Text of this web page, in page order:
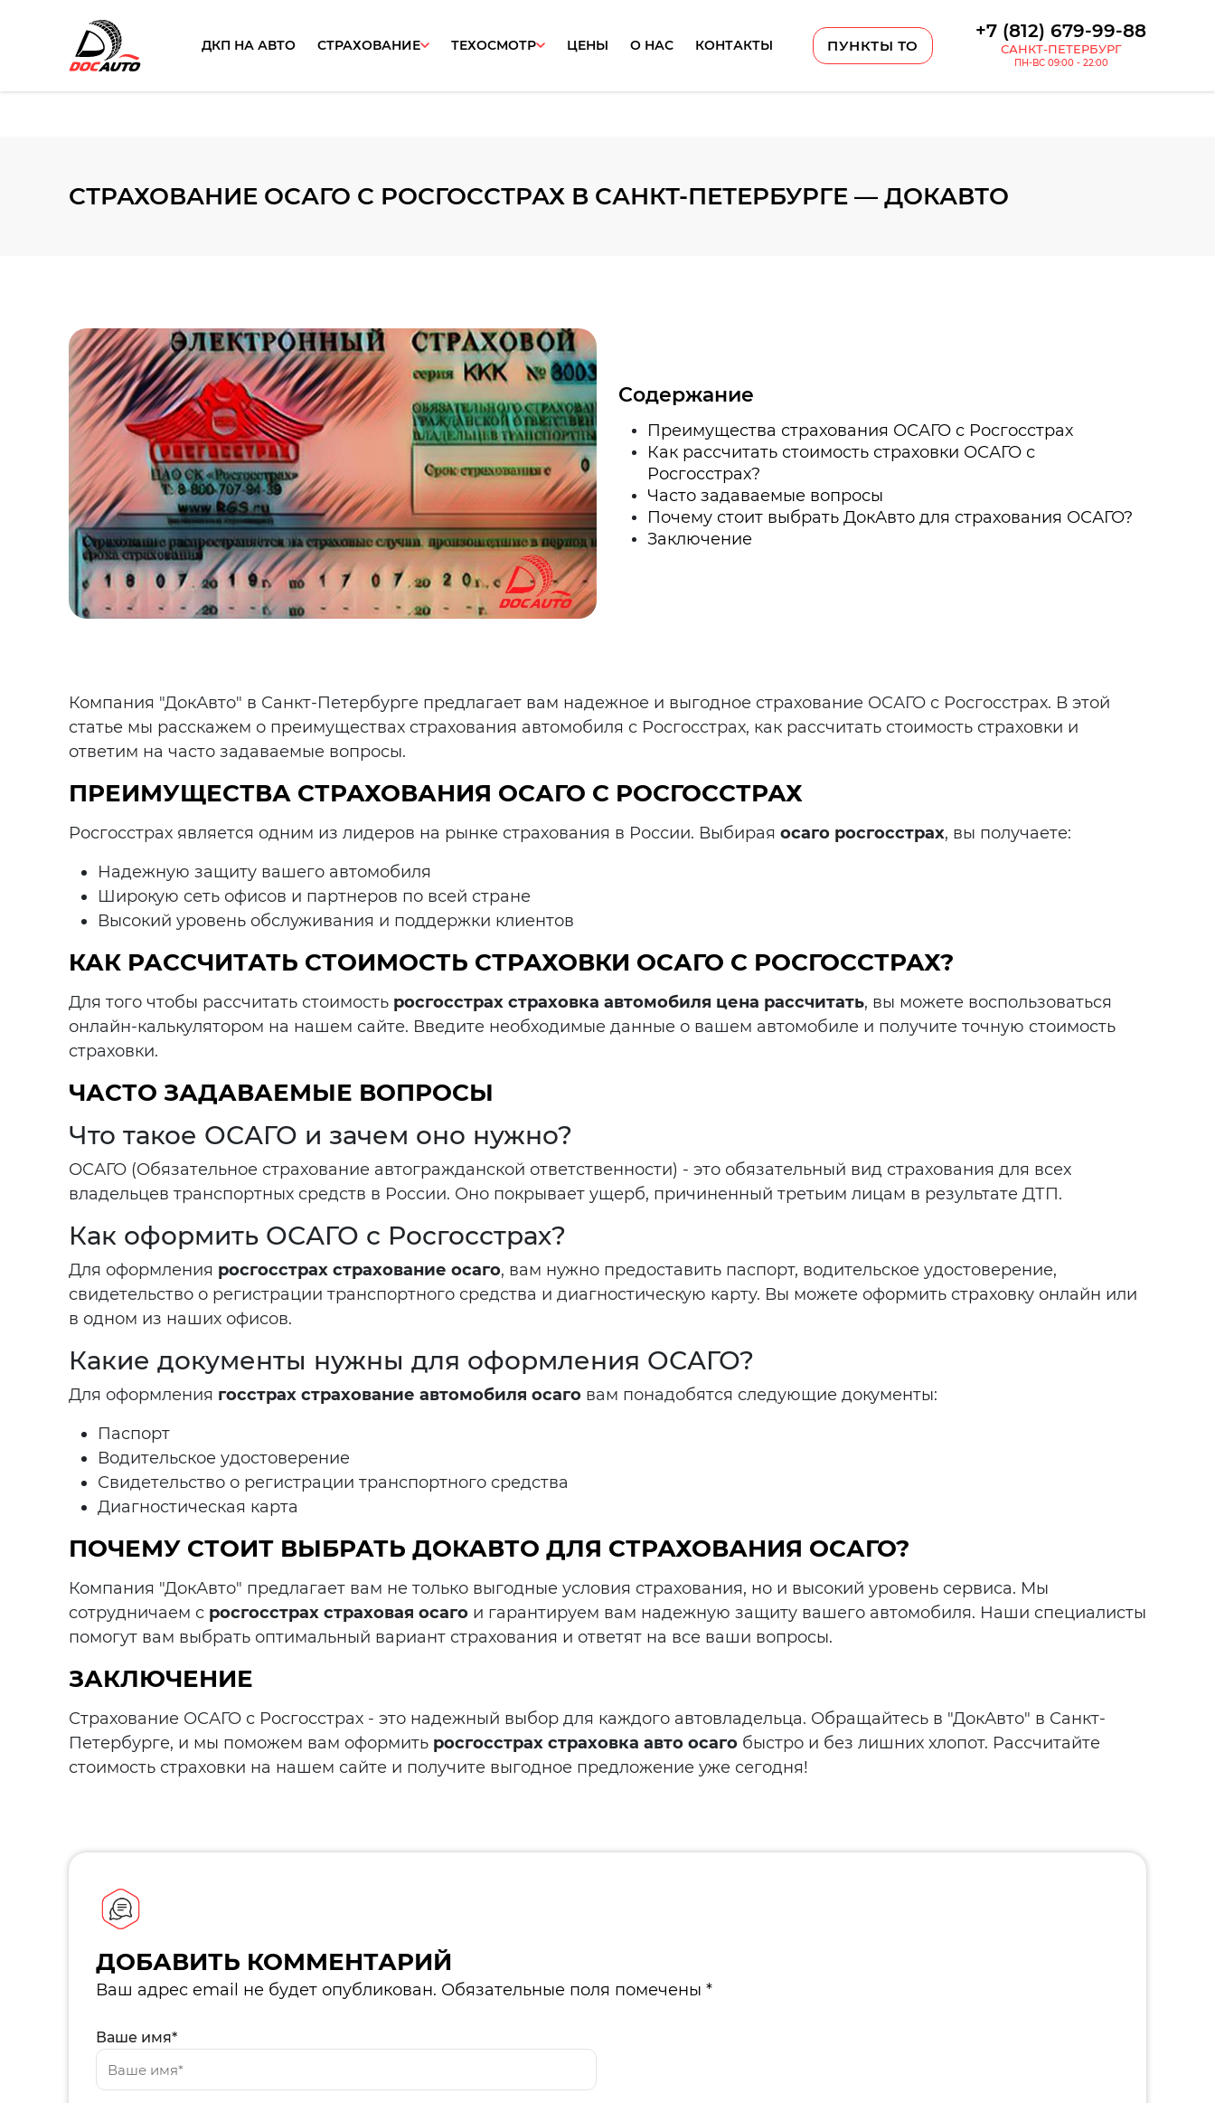
ДКП НА АВТО СТРАХОВАНИЕ ТЕХОСМОТР ЦЕНЫ О НАС КОНТАКТЫ ПУНКТЫ ТО
+7 (812) 679-99-88
САНКТ-ПЕТЕРБУРГ
ПН-ВС 09:00 - 22:00
СТРАХОВАНИЕ ОСАГО С РОСГОССТРАХ В САНКТ-ПЕТЕРБУРГЕ — ДОКАВТО
Содержание
Преимущества страхования ОСАГО с Росгосстрах
Как рассчитать стоимость страховки ОСАГО с
Росгосстрах?
Часто задаваемые вопросы
Почему стоит выбрать ДокАвто для страхования ОСАГО?
Заключение
Компания "ДокАвто" в Санкт-Петербурге предлагает вам надежное и выгодное страхование ОСАГО с Росгосстрах. В этой
статье мы расскажем о преимуществах страхования автомобиля с Росгосстрах, как рассчитать стоимость страховки и
ответим на часто задаваемые вопросы.
ПРЕИМУЩЕСТВА СТРАХОВАНИЯ ОСАГО С РОСГОССТРАХ
Росгосстрах является одним из лидеров на рынке страхования в России. Выбирая осаго росгосстрах, вы получаете:
Надежную защиту вашего автомобиля
Широкую сеть офисов и партнеров по всей стране
Высокий уровень обслуживания и поддержки клиентов
КАК РАССЧИТАТЬ СТОИМОСТЬ СТРАХОВКИ ОСАГО С РОСГОССТРАХ?
Для того чтобы рассчитать стоимость росгосстрах страховка автомобиля цена рассчитать, вы можете воспользоваться
онлайн-калькулятором на нашем сайте. Введите необходимые данные о вашем автомобиле и получите точную стоимость
страховки.
ЧАСТО ЗАДАВАЕМЫЕ ВОПРОСЫ
Что такое ОСАГО и зачем оно нужно?
ОСАГО (Обязательное страхование автогражданской ответственности) - это обязательный вид страхования для всех
владельцев транспортных средств в России. Оно покрывает ущерб, причиненный третьим лицам в результате ДТП.
Как оформить ОСАГО с Росгосстрах?
Для оформления росгосстрах страхование осаго, вам нужно предоставить паспорт, водительское удостоверение,
свидетельство о регистрации транспортного средства и диагностическую карту. Вы можете оформить страховку онлайн или
в одном из наших офисов.
Какие документы нужны для оформления ОСАГО?
Для оформления госстрах страхование автомобиля осаго вам понадобятся следующие документы:
Паспорт
Водительское удостоверение
Свидетельство о регистрации транспортного средства
Диагностическая карта
ПОЧЕМУ СТОИТ ВЫБРАТЬ ДОКАВТО ДЛЯ СТРАХОВАНИЯ ОСАГО?
Компания "ДокАвто" предлагает вам не только выгодные условия страхования, но и высокий уровень сервиса. Мы
сотрудничаем с росгосстрах страховая осаго и гарантируем вам надежную защиту вашего автомобиля. Наши специалисты
помогут вам выбрать оптимальный вариант страхования и ответят на все ваши вопросы.
ЗАКЛЮЧЕНИЕ
Страхование ОСАГО с Росгосстрах - это надежный выбор для каждого автовладельца. Обращайтесь в "ДокАвто" в Санкт-
Петербурге, и мы поможем вам оформить росгосстрах страховка авто осаго быстро и без лишних хлопот. Рассчитайте
стоимость страховки на нашем сайте и получите выгодное предложение уже сегодня!
ДОБАВИТЬ КОММЕНТАРИЙ
Ваш адрес email не будет опубликован. Обязательные поля помечены *
Ваше имя*